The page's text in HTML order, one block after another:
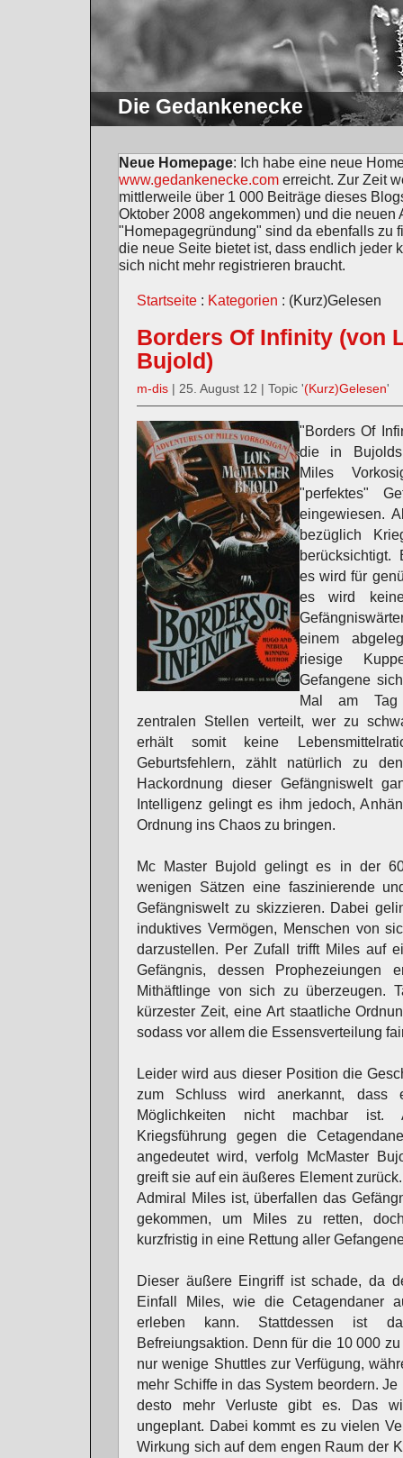
Die Gedankenecke
Neue Homepage: Ich habe eine neue
www.gedankenecke.com erreicht. Zur Zeit
mittlerweile über 1 000 Beiträge dieses
Oktober 2008 angekommen) und die neuen
"Homepagegründung" sind da ebenfalls zu
die neue Seite bietet ist, dass endlich jeder
sich nicht mehr registrieren braucht.
Startseite : Kategorien : (Kurz)Gelesen
Borders Of Infinity (von
Bujold)
m-dis | 25. August 12 | Topic '(Kurz)Gelesen'
"Borders Of
die in
Miles
"perfektes"
eingewiesen.
bezüglich
berücksichtigt.
es wird für
es wird
einem
riesige
Gefangene
Mal am Tag
zentralen Stellen verteilt, wer zu
erhält somit keine
Geburtsfehlern, zählt natürlich zu
Hackordnung dieser Gefängniswelt
Intelligenz gelingt es ihm jedoch,
Ordnung ins Chaos zu bringen.
Mc Master Bujold gelingt es in der
wenigen Sätzen eine faszinierende
Gefängniswelt zu skizzieren. Dabei
induktives Vermögen, Menschen von
darzustellen. Per Zufall trifft Miles auf
Gefängnis, dessen Prophezeiungen
Mithäftlinge von sich zu überzeugen.
kürzester Zeit, eine Art staatliche
sodass vor allem die Essensverteilung
Leider wird aus dieser Position die
zum Schluss wird anerkannt, dass
Möglichkeiten nicht machbar ist.
Kriegsführung gegen die
angedeutet wird, verfolg McMaster
greift sie auf ein äußeres Element
Admiral Miles ist, überfallen das
gekommen, um Miles zu retten,
kurzfristig in eine Rettung aller
Dieser äußere Eingriff ist schade, da
Einfall Miles, wie die Cetagendaner
erleben kann. Stattdessen ist
Befreiungsaktion. Denn für die 10 000
nur wenige Shuttles zur Verfügung,
mehr Schiffe in das System beordern.
desto mehr Verluste gibt es. Das
ungeplant. Dabei kommt es zu vielen
Wirkung sich auf dem engen Raum der